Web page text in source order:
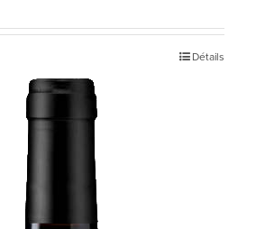
prix :
à
34,00 €
produit
options
Détails